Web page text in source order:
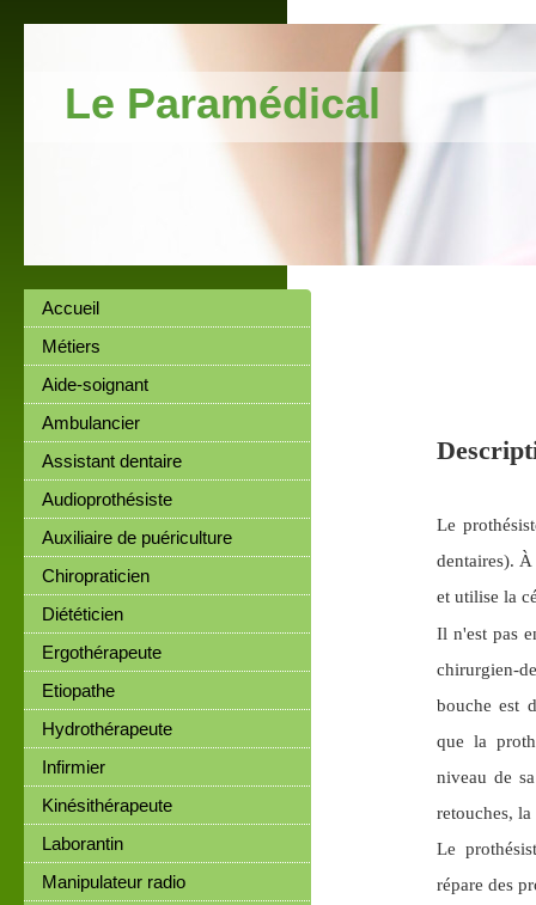
Le Paramédical
Le
dentaires).
et utilise la
Il n'est pas
chirurgien-
bouche est
que la
niveau de
retouches,
Le
répare des
Accueil
Métiers
Aide-soignant
Ambulancier
Assistant dentaire
Audioprothésiste
Auxiliaire de puériculture
Chiropraticien
Diététicien
Ergothérapeute
Etiopathe
Hydrothérapeute
Infirmier
Kinésithérapeute
Laborantin
Manipulateur radio